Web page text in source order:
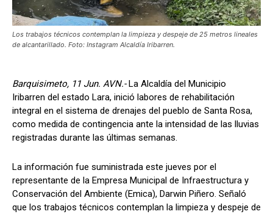
Los trabajos técnicos contemplan la limpieza y despeje de 25 metros lineales
de alcantarillado. Foto: Instagram Alcaldía Iribarren.
Barquisimeto, 11 Jun. AVN.- La Alcaldía del Municipio
Iribarren del estado Lara, inició labores de rehabilitación
integral en el sistema de drenajes del pueblo de Santa Rosa,
como medida de contingencia ante la intensidad de las lluvias
registradas durante las últimas semanas.
La información fue suministrada este jueves por el
representante de la Empresa Municipal de Infraestructura y
Conservación del Ambiente (Emica), Darwin Piñero. Señaló
que los trabajos técnicos contemplan la limpieza y despeje de